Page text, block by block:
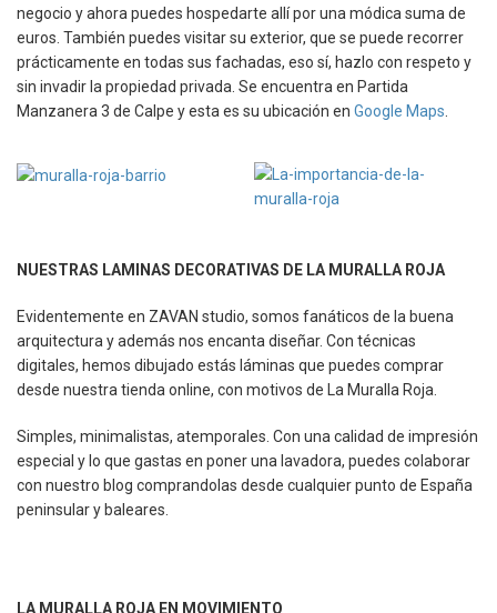
negocio y ahora puedes hospedarte allí por una módica suma de
euros. También puedes visitar su exterior, que se puede recorrer
prácticamente en todas sus fachadas, eso sí, hazlo con respeto y
sin invadir la propiedad privada. Se encuentra en Partida
Manzanera 3 de Calpe y esta es su ubicación en Google Maps
NUESTRAS LAMINAS DECORATIVAS DE LA MURALLA ROJA
Evidentemente en ZAVAN studio, somos fanáticos de la buena
arquitectura y además nos encanta diseñar. Con técnicas
digitales, hemos dibujado estás láminas que puedes comprar
desde nuestra tienda online, con motivos de La Muralla Roja.
Simples, minimalistas, atemporales. Con una calidad de impresión
especial y lo que gastas en poner una lavadora, puedes colaborar
con nuestro blog comprandolas desde cualquier punto de España
peninsular y baleares.
LA MURALLA ROJA EN MOVIMIENTO